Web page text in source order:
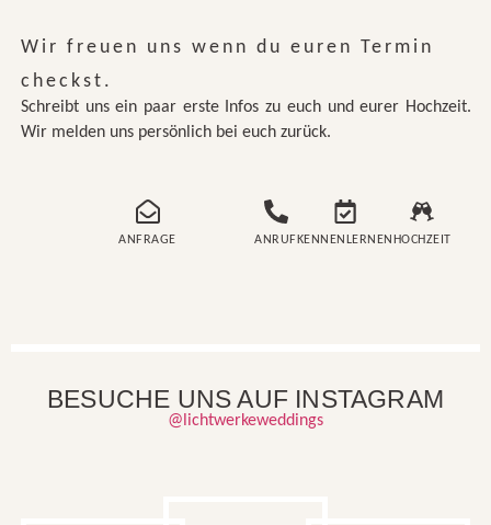
Wir freuen uns wenn du euren Termin
checkst.
Schreibt uns ein paar erste Infos zu euch und eurer Hochzeit.
Wir melden uns persönlich bei euch zurück.
ANFRAGE ANRUFKENNENLERNEN HOCHZEIT
BESUCHE UNS AUF INSTAGRAM
@lichtwerkeweddings